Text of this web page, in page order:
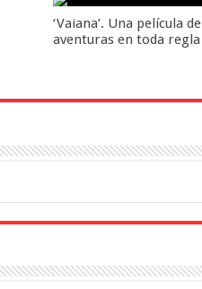
‘Vaiana’. Una película de
aventuras en toda regla